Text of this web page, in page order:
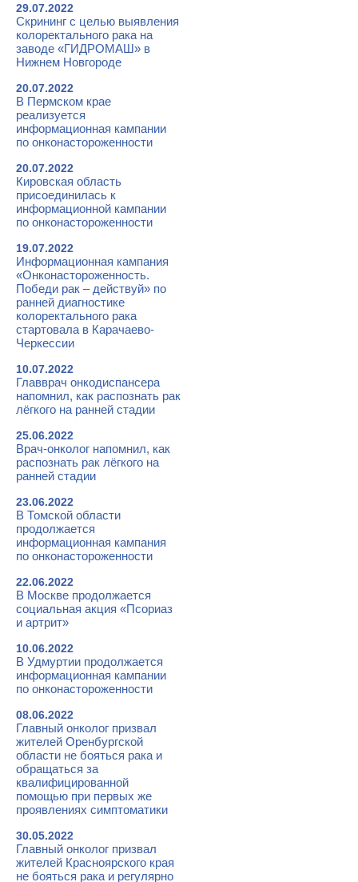
29.07.2022
Скрининг с целью выявления
колоректального рака на
заводе «ГИДРОМАШ» в
Нижнем Новгороде
20.07.2022
В Пермском крае
реализуется
информационная кампании
по онконастороженности
20.07.2022
Кировская область
присоединилась к
информационной кампании
по онконастороженности
19.07.2022
Информационная кампания
«Онконастороженность.
Победи рак – действуй» по
ранней диагностике
колоректального рака
стартовала в Карачаево-
Черкессии
10.07.2022
Главврач онкодиспансера
напомнил, как распознать рак
лёгкого на ранней стадии
25.06.2022
Врач-онколог напомнил, как
распознать рак лёгкого на
ранней стадии
23.06.2022
В Томской области
продолжается
информационная кампания
по онконастороженности
22.06.2022
В Москве продолжается
социальная акция «Псориаз
и артрит»
10.06.2022
В Удмуртии продолжается
информационная кампании
по онконастороженности
08.06.2022
Главный онколог призвал
жителей Оренбургской
области не бояться рака и
обращаться за
квалифицированной
помощью при первых же
проявлениях симптоматики
30.05.2022
Главный онколог призвал
жителей Красноярского края
не бояться рака и регулярно